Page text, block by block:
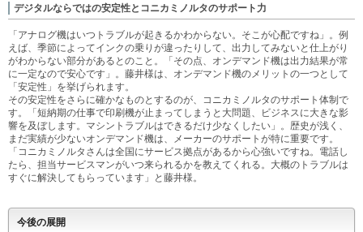
デジタルならではの安定性とコニカミノルタのサポート力
「アナログ機はいつトラブルが起きるかわからない。そこが心配ですね」。例
えば、季節によってインクの乗りが違ったりして、出力してみないと仕上がり
がわからない部分があるとのこと。「その点、オンデマンド機は出力結果が常
に一定なので安心です」。藤井様は、オンデマンド機のメリットの一つとして
「安定性」を挙げられます。
その安定性をさらに確かなものとするのが、コニカミノルタのサポート体制で
す。「短納期の仕事で印刷機が止まってしまうと大問題、ビジネスに大きな影
響を及ぼします。マシントラブルはできるだけ少なくしたい」。歴史が浅く、
まだ実績が少ないオンデマンド機は、メーカーのサポートが特に重要です。
「コニカミノルタさんは全国にサービス拠点があるから心強いですね。電話し
たら、担当サービスマンがいつ来られるかを教えてくれる。大概のトラブルは
すぐに解決してもらっています」と藤井様。
今後の展開